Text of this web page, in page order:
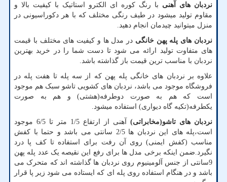
نردبان های آهنی با رنگ کوره ای الکترو استاتیک با کیفیت بالا و
مقاوم تولید میشود در طیف رنگی مختلف که با هر دکوراسیونی در
منزل میتوانید چیدمان انجام دهید.
نردبان های پله پهن خانگی در مدل ها و کیفیت های مختلف با قیمت
های متفاوت تولید ارائه می شود تا دست شما را در خرید بهترین
نردبان با مناسب ترین قیمت باز گذاشته باشد.
علاوه بر نردبان های خانگی پله پهن که از سه پله تا هفت پله در
فروشگاه موجود می باشد، نردبان های کشویی تاشو سبک هم موجود
است که هم به صورت دوطرفه(هشتی) و هم به صورت
یکطرفه(تکیه گاه دیواری) استفاده میشود.
نردبان های تاشو(مخابراتی)
آهنی از ارتفاع 1/5 متر تا 6/5 موجود
است،پله های این نردبان ها 2/5 سانتی می باشد و حتما با کفش
مناسب (کفش ایمنی) روی آن رفت برای استفاده تا کف پا درد
نگیرد.ضمن اینکه برخی مدل ها برای رفع این نقیصه یک عدد پله پهن
9سانتی از جنس آلومینیوم روی نردبان ها گذاشته اند که متحرک می
باشد و در هنگام استفاده روی پله ای که ایستاده می شود زیر پا قرار